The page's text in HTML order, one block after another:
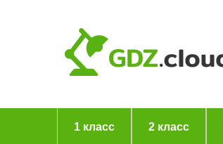
1 класс 2 класс